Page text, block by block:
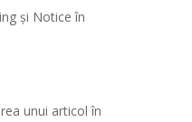
și Notice în
unui articol în